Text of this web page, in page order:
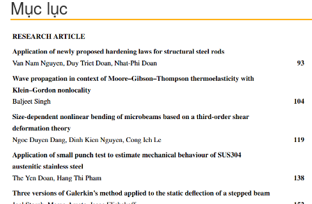
Mục lục